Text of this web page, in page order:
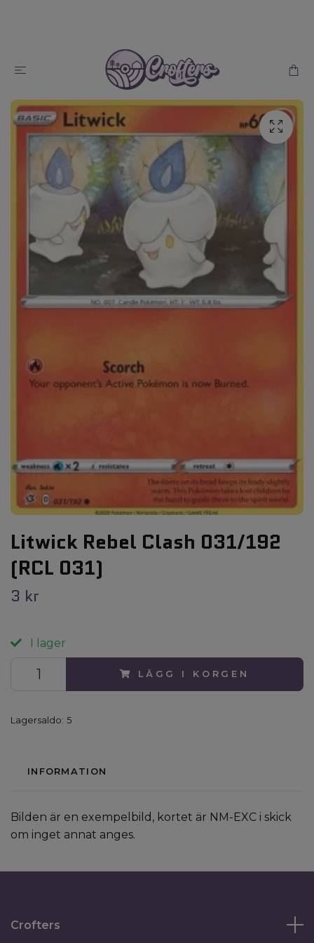
Litwick Rebel Clash 031/192
(RCL 031)
3 kr
I lager
LÄGG I KORGEN
Lagersaldo: 5
INFORMATION
Bilden är en exempelbild, kortet är NM-EXC i skick
om inget annat anges.
Crofters